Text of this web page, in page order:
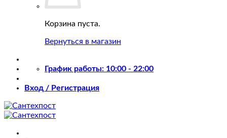
Корзина пуста.
Вернуться в магазин
График работы: 10:00 - 22:00
Вход / Регистрация